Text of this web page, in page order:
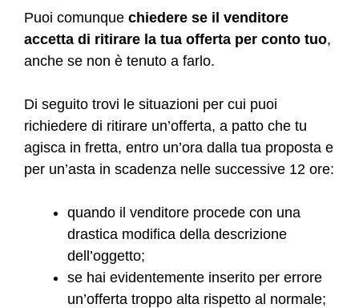
Puoi comunque chiedere se il venditore
accetta di ritirare la tua offerta per conto tuo,
anche se non è tenuto a farlo.
Di seguito trovi le situazioni per cui puoi
richiedere di ritirare un’offerta, a patto che tu
agisca in fretta, entro un’ora dalla tua proposta e
per un’asta in scadenza nelle successive 12 ore:
quando il venditore procede con una
drastica modifica della descrizione
dell’oggetto;
se hai evidentemente inserito per errore
un’offerta troppo alta rispetto al normale;